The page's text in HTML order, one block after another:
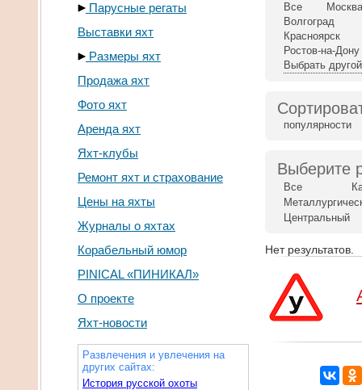
Парусные регаты
Выставки яхт
Размеры яхт
Продажа яхт
Фото яхт
Аренда яхт
Яхт-клубы
Ремонт яхт и страхование
Цены на яхты
Журналы о яхтах
Корабельный юмор
PINICAL «ПИНИКАЛ»
О проекте
Яхт-новости
Развлечения и увлечения на
других сайтах:
История русской охоты
Все
Москва
Волгоград
Красноярск
Ростов-на-Дону
Выбрать
популярности
Выберите
Все
Центральный
Нет результатов.